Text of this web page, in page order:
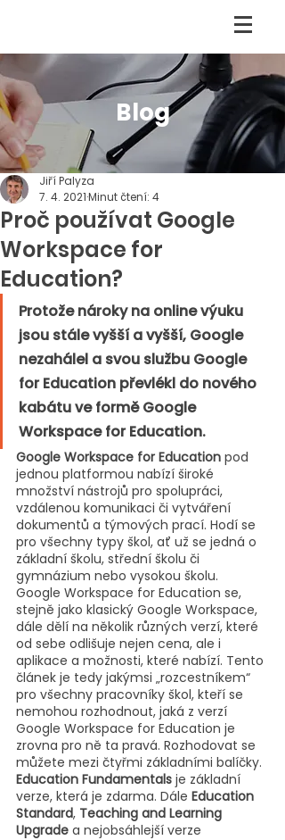
Blog
Proč používat Google
Workspace for
Education?
Jiří Palyza
7. 4. 2021Minut čtení: 4
Protože nároky na online výuku
jsou stále vyšší a vyšší, Google
nezahálel a svou službu Google
for Education převlékl do nového
kabátu ve formě Google
Workspace for Education.
Google Workspace for Education pod
jednou platformou nabízí široké
množství nástrojů pro spolupráci,
vzdálenou komunikaci či vytváření
dokumentů a týmových prací. Hodí se
pro všechny typy škol, ať už se jedná o
základní školu, střední školu či
gymnázium nebo vysokou školu.
Google Workspace for Education se,
stejně jako klasický Google Workspace,
dále dělí na několik různých verzí, které
od sebe odlišuje nejen cena, ale i
aplikace a možnosti, které nabízí. Tento
článek je tedy jakýmsi „rozcestníkem“
pro všechny pracovníky škol, kteří se
nemohou rozhodnout, jaká z verzí
Google Workspace for Education je
zrovna pro ně ta pravá. Rozhodovat se
můžete mezi čtyřmi základními balíčky.
Education Fundamentals je základní
verze, která je zdarma. Dále Education
Standard, Teaching and Learning
Upgrade a nejobsáhlejší verze